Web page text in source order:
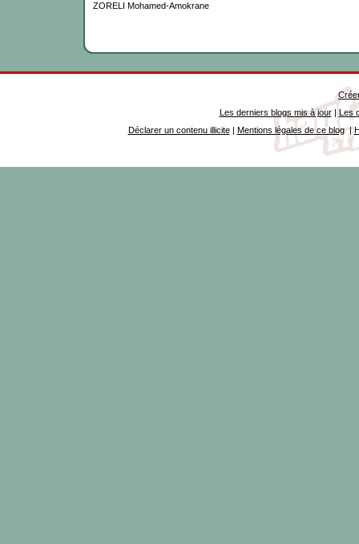
ZORELI Mohamed-Amokrane
Les derniers blogs mis à jour| Les
Déclarer un contenu illicite| Mentions légales de ce blog|